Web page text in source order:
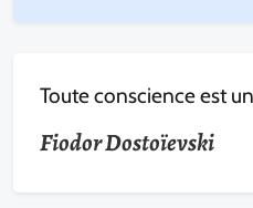
Toute conscience est
Fiodor Dostoïevski